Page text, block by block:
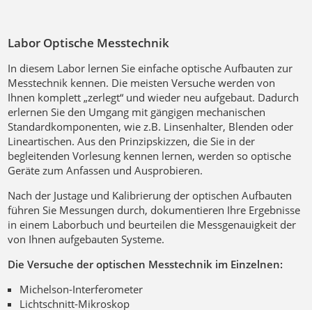
Labor Optische Messtechnik
In diesem Labor lernen Sie einfache optische Aufbauten zur
Messtechnik kennen. Die meisten Versuche werden von
Ihnen komplett „zerlegt“ und wieder neu aufgebaut. Dadurch
erlernen Sie den Umgang mit gängigen mechanischen
Standardkomponenten, wie z.B. Linsenhalter, Blenden oder
Lineartischen. Aus den Prinzipskizzen, die Sie in der
begleitenden Vorlesung kennen lernen, werden so optische
Geräte zum Anfassen und Ausprobieren.
Nach der Justage und Kalibrierung der optischen Aufbauten
führen Sie Messungen durch, dokumentieren Ihre Ergebnisse
in einem Laborbuch und beurteilen die Messgenauigkeit der
von Ihnen aufgebauten Systeme.
Die Versuche der optischen Messtechnik im Einzelnen:
Michelson-Interferometer
Lichtschnitt-Mikroskop